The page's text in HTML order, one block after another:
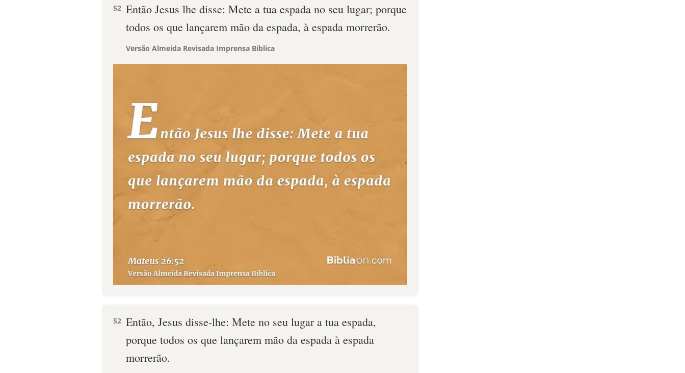
52 Então Jesus lhe disse: Mete a tua espada no seu lugar; porque
todos os que lançarem mão da espada, à espada morrerão.
Versão Almeida Revisada Imprensa Bíblica
52 Então, Jesus disse-lhe: Mete no seu lugar a tua espada,
porque todos os que lançarem mão da espada à espada
morrerão.